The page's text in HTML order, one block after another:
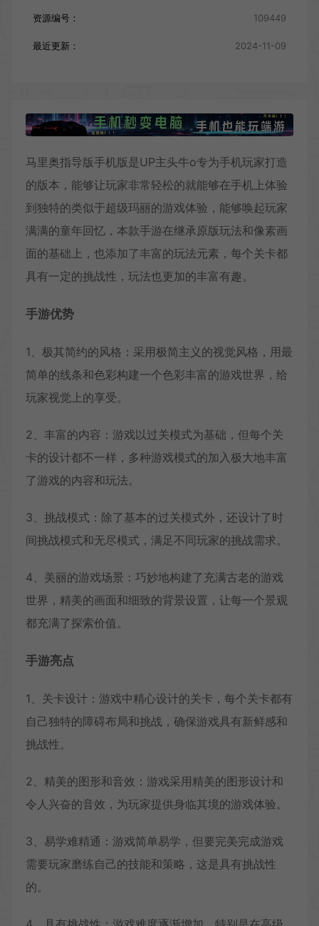
资源编号： 109449
最近更新： 2024-11-09
马里奥指导版手机版是UP主头牛o专为手机玩家打造
的版本，能够让玩家非常轻松的就能够在手机上体验
到独特的类似于超级玛丽的游戏体验，能够唤起玩家
满满的童年回忆，本款手游在继承原版玩法和像素画
面的基础上，也添加了丰富的玩法元素，每个关卡都
具有一定的挑战性，玩法也更加的丰富有趣。
手游优势
1、极其简约的风格：采用极简主义的视觉风格，用最
简单的线条和色彩构建一个色彩丰富的游戏世界，给
玩家视觉上的享受。
2、丰富的内容：游戏以过关模式为基础，但每个关
卡的设计都不一样，多种游戏模式的加入极大地丰富
了游戏的内容和玩法。
3、挑战模式：除了基本的过关模式外，还设计了时
间挑战模式和无尽模式，满足不同玩家的挑战需求。
4、美丽的游戏场景：巧妙地构建了充满古老的游戏
世界，精美的画面和细致的背景设置，让每一个景观
都充满了探索价值。
手游亮点
1、关卡设计：游戏中精心设计的关卡，每个关卡都有
自己独特的障碍布局和挑战，确保游戏具有新鲜感和
挑战性。
2、精美的图形和音效：游戏采用精美的图形设计和
令人兴奋的音效，为玩家提供身临其境的游戏体验。
3、易学难精通：游戏简单易学，但要完美完成游戏
需要玩家磨练自己的技能和策略，这是具有挑战性
的。